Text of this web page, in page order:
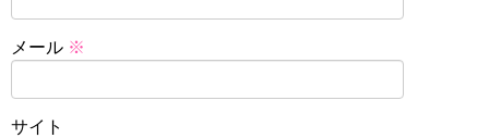
メール ※
サイト